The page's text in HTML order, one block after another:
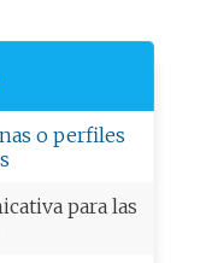
o perfiles
para las